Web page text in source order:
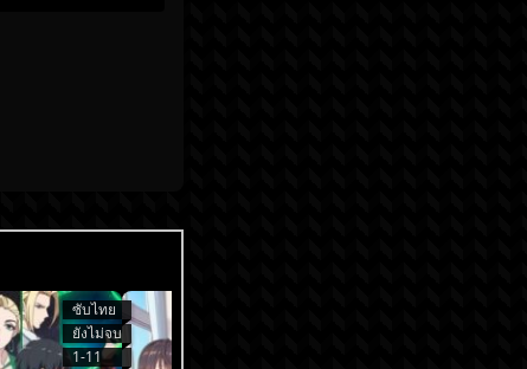
ซับไทย
ยังไม่จบ
1-11